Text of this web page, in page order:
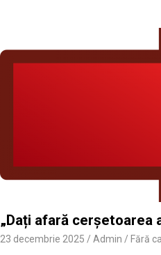
„Dați afară cerșetoarea
23 decembrie 2025 Admin Fără